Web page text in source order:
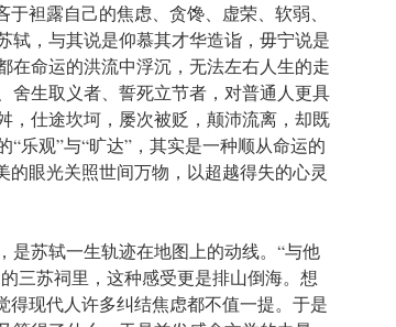
袒露自己的焦虑、贪馋、虚荣、软弱、
轼，与其说是仰慕其才华造诣，毋宁说是
在命运的洪流中浮沉，无法左右人生的走
舍生取义者、誓死立节者，对普通人更具
，仕途坎坷，屡次被贬，颠沛流离，却既
乐观”与“旷达”，其实是一种顺从命运的
的眼光关照世间万物，以超越得失的心灵
是苏轼一生轨迹在地图上的动线。“与他
三苏祠里，这种感受更是排山倒海。想
得现代人许多纠结焦虑都不值一提。于是